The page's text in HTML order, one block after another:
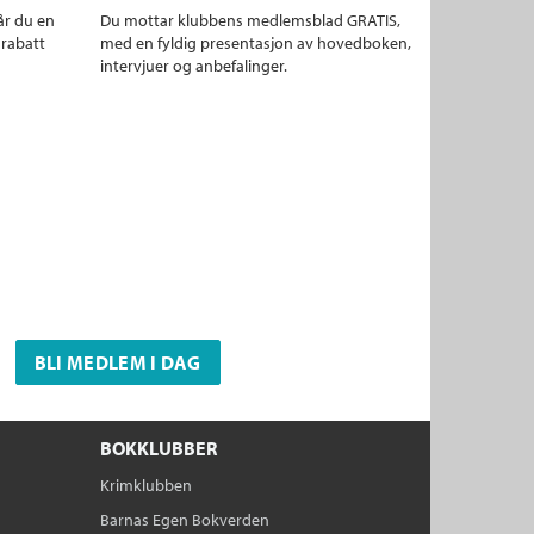
du en
Du mottar klubbens medlemsblad GRATIS,
med en fyldig presentasjon av hovedboken,
intervjuer og anbefalinger.
BLI MEDLEM I DAG
BOKKLUBBER
Krimklubben
Barnas Egen Bokverden